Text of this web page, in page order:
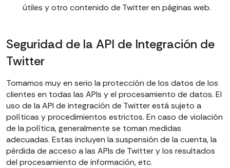
útiles y otro contenido de Twitter en páginas web.
Seguridad de la API de Integración de
Twitter
Tomamos muy en serio la protección de los datos de los
clientes en todas las APIs y el procesamiento de datos. El
uso de la API de integración de Twitter está sujeto a
políticas y procedimientos estrictos. En caso de violación
de la política, generalmente se toman medidas
adecuadas. Estas incluyen la suspensión de la cuenta, la
pérdida de acceso a las APIs de Twitter y los resultados
del procesamiento de información, etc.